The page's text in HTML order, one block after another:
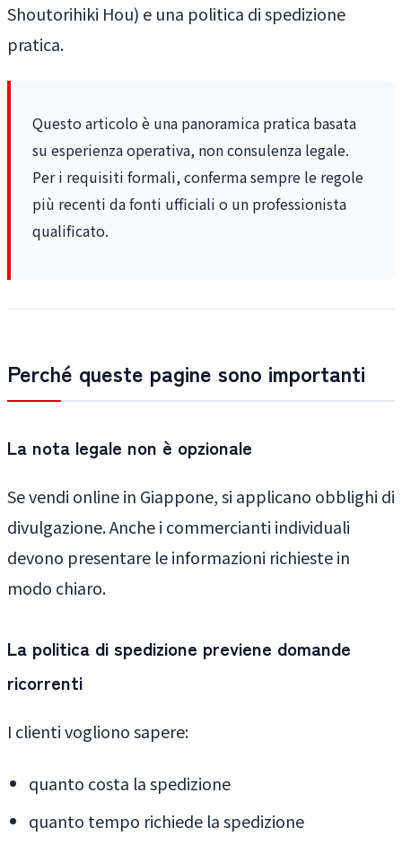
Shoutorihiki Hou) e una politica di spedizione
pratica.
Questo articolo è una panoramica pratica basata
su esperienza operativa, non consulenza legale.
Per i requisiti formali, conferma sempre le regole
più recenti da fonti ufficiali o un professionista
qualificato.
Perché queste pagine sono importanti
La nota legale non è opzionale
Se vendi online in Giappone, si applicano obblighi di
divulgazione. Anche i commercianti individuali
devono presentare le informazioni richieste in
modo chiaro.
La politica di spedizione previene domande
ricorrenti
I clienti vogliono sapere:
quanto costa la spedizione
quanto tempo richiede la spedizione